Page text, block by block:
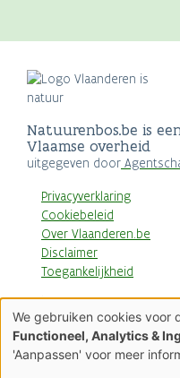
Natuurenbos.be is
Vlaamse overheid
uitgegeven door
Privacyverklaring
Cookiebeleid
Over Vlaanderen.be
Disclaimer
Toegankelijkheid
AGENTSCHAP
NATUUR & BOS
Gebruik
van
persoonsgegevens
We gebruiken cookies voor
Functioneel, Analytics &
'Aanpassen' voor meer